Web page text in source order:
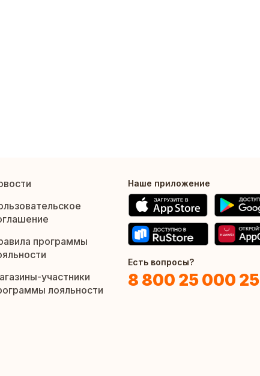
программы
участники
лояльности
Наше приложение
Есть вопросы?
8 800 25 000 25